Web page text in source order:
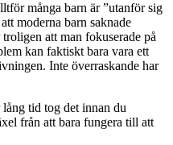
många barn är ”utanför sig
moderna barn saknade
att man fokuserade på
kan faktiskt bara vara ett
Inte överraskande har
lång tid tog det innan du
från att bara fungera till att